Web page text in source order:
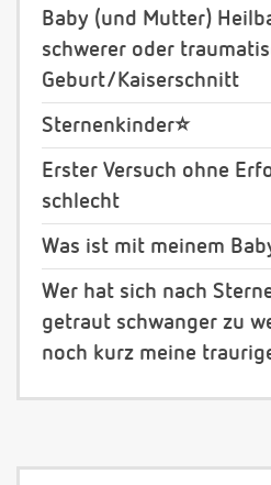
Baby (und Mutter)
schwerer oder
Geburt/Kaiserschnitt
Sternenkinder⭐️
Erster Versuch ohne
schlecht
Was ist mit meinem
Wer hat sich nach
getraut schwanger zu
noch kurz meine